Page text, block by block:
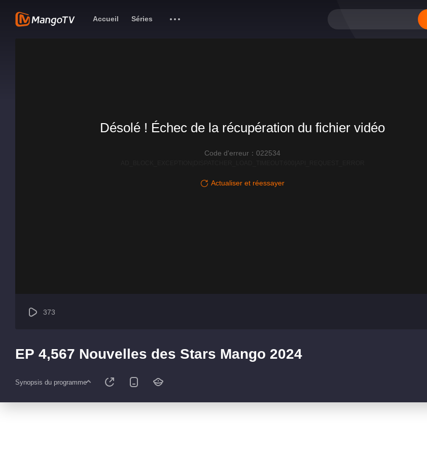
Accueil Séries
Désolé ! Échec de la récupération du fichier vidéo
Code d'erreur：022534
Actualiser et réessayer
373
EP 4,567 Nouvelles des Stars Mango 2024
Synopsis du programme